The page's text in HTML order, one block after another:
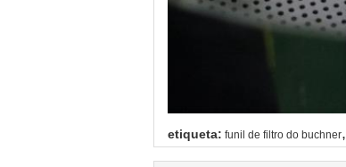
etiqueta: funil de filtro do buchner,